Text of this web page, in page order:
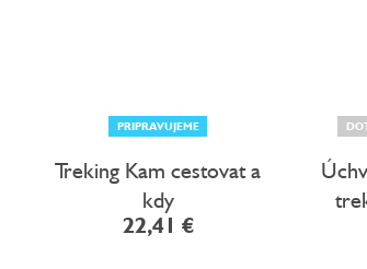
PRIPRAVUJEME
Treking Kam cestovat a
kdy
22,41 €